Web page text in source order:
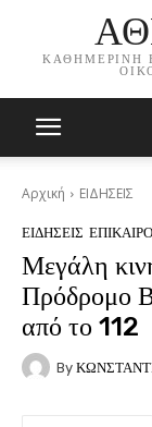
ΚΑΘΗΜΕΡΙΝΗ
Αρχική ΕΙΔΗΣΕΙΣ
ΕΙΔΗΣΕΙΣ
Μεγάλη
Πρόδρομο
από το 112
By